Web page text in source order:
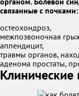
связанные с почками:
остеохондроз,
межпозвоночная
аппендицит,
травмы органов,
аденома простаты,
Клинические